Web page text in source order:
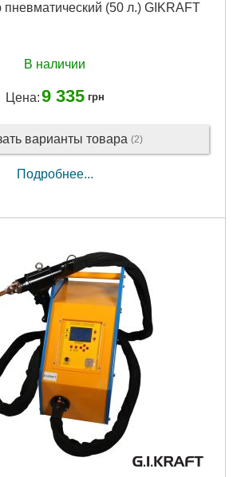
пневматический (50 л.) GIKRAFT
В наличии
Цена:9 335 грн
варианты товара (2)
Подробнее...